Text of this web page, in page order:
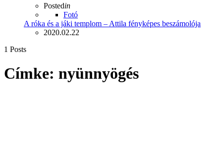
Postedin
Fotó
A róka és a jáki templom – Attila fényképes beszámolója
2020.02.22
1 Posts
Címke: nyünnyögés